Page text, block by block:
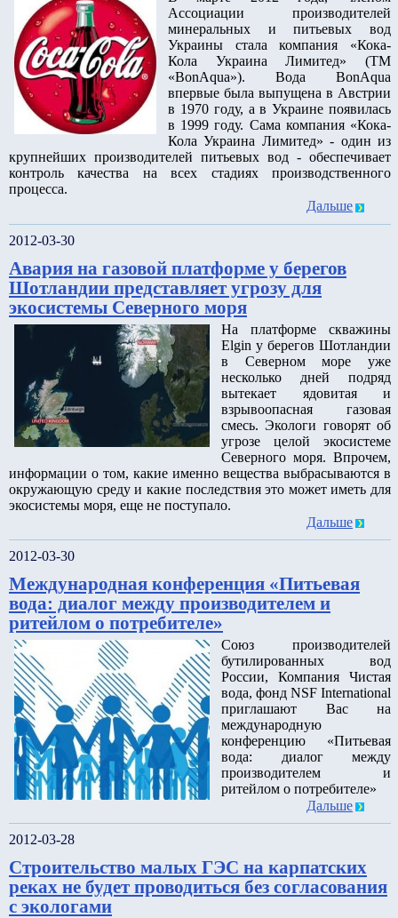
Ассоциации производителей
минеральных и питьевых вод
Украины стала компания «Кока-
Кола Украина Лимитед» (ТМ
«BonAqua»). Вода BonAqua
впервые была выпущена в Австрии
в 1970 году, а в Украине появилась
в 1999 году. Сама компания «Кока-
Кола Украина Лимитед» - один из
крупнейших производителей питьевых вод - обеспечивает
контроль качества на всех стадиях производственного
процесса.
Дальше
2012-03-30
Авария на газовой платформе у берегов
Шотландии представляет угрозу для
экосистемы Северного моря
На платформе скважины
Elgin у берегов Шотландии
в Северном море уже
несколько дней подряд
вытекает ядовитая и
взрывоопасная газовая
смесь. Экологи говорят об
угрозе целой экосистеме
Северного моря. Впрочем,
информации о том, какие именно вещества выбрасываются в
окружающую среду и какие последствия это может иметь для
экосистемы моря, еще не поступало.
Дальше
2012-03-30
Международная конференция «Питьевая
вода: диалог между производителем и
ритейлом о потребителе»
Союз производителей
бутилированных вод
России, Компания Чистая
вода, фонд NSF International
приглашают Вас на
международную
конференцию «Питьевая
вода: диалог между
производителем и
ритейлом о потребителе»
Дальше
2012-03-28
Строительство малых ГЭС на карпатских
реках не будет проводиться без согласования
с экологами